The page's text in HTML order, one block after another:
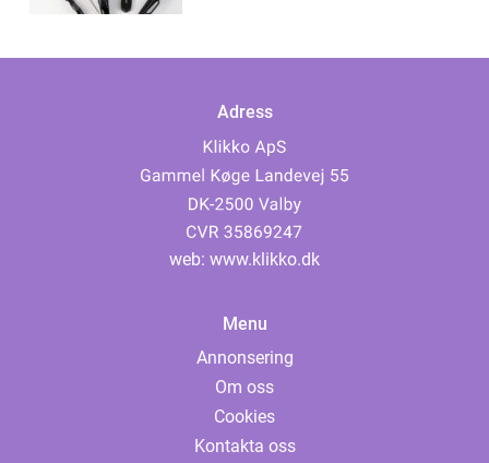
Adress
web: www.klikko.dk
Menu
Annonsering
Om oss
Cookies
Kontakta oss